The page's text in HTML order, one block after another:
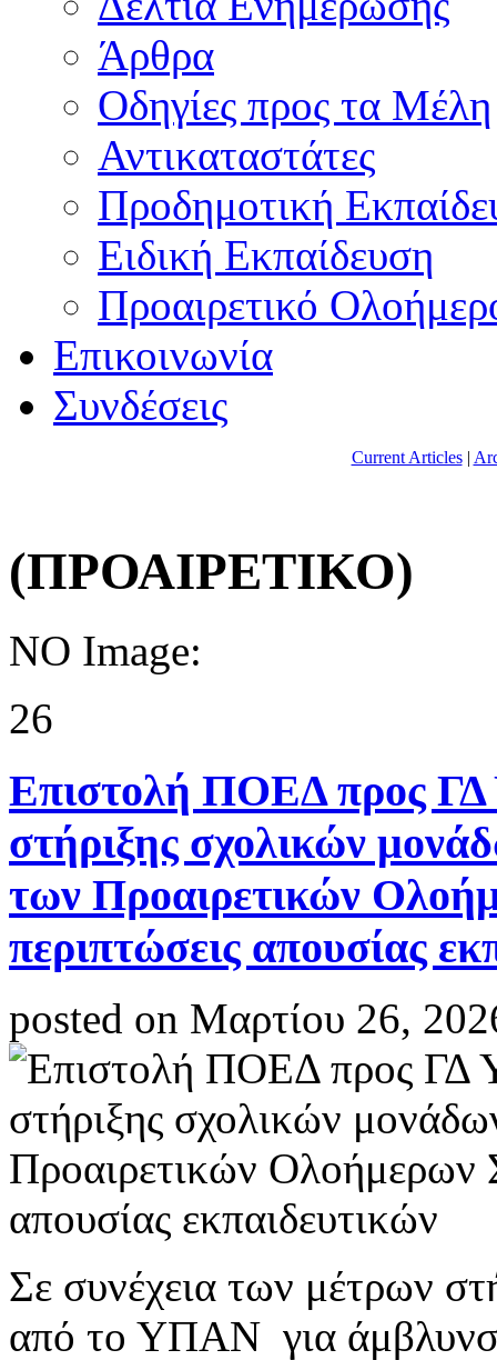
Άρθρα
Οδηγίες προς τα Μέλη
Αντικαταστάτες
Προδημοτική
Ειδική Εκπαίδευση
Προαιρετικό
Επικοινωνία
Συνδέσεις
Current Articles|
(ΠΡΟΑΙΡΕΤΙΚΟ)
NO Image:
26
Επιστολή ΠΟΕΔ προς
στήριξης σχολικών
των Προαιρετικών
περιπτώσεις απουσίας
posted on Μαρτίου 26,
Σε συνέχεια των μέτρων
από το ΥΠΑΝ για